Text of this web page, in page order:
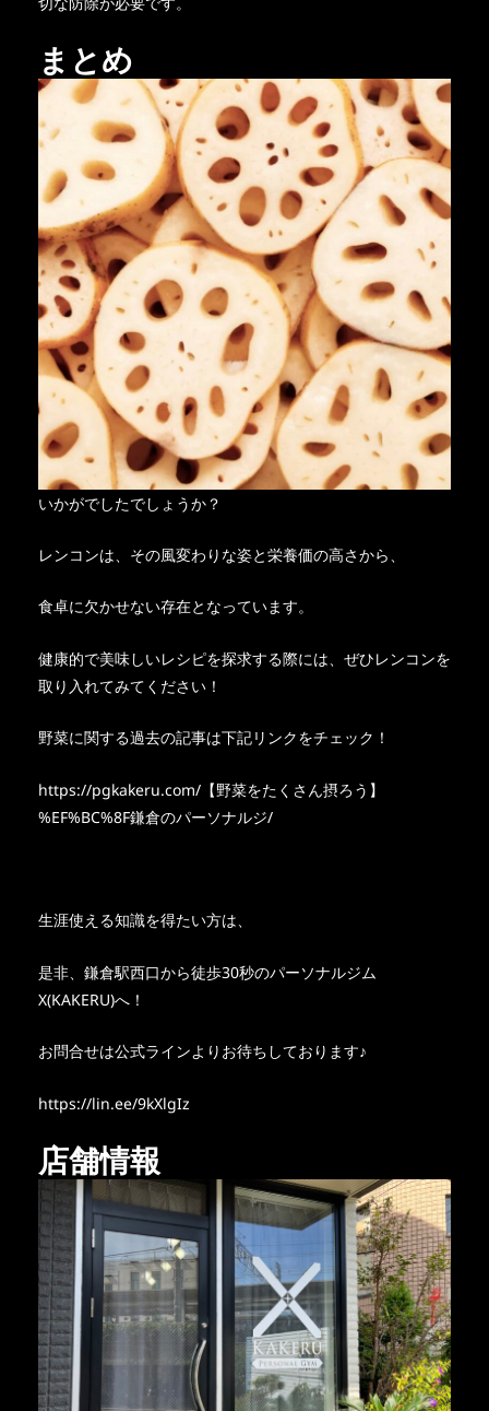
まとめ
いかがでしたでしょうか？
レンコンは、その風変わりな姿と栄養価の高さから、
食卓に欠かせない存在となっています。
健康的で美味しいレシピを探求する際には、ぜひレンコンを
取り入れてみてください！
野菜に関する過去の記事は下記リンクをチェック！
https://pgkakeru.com/【野菜をたくさん摂ろう】
%EF%BC%8F鎌倉のパーソナルジ/
生涯使える知識を得たい方は、
是非、鎌倉駅西口から徒歩30秒のパーソナルジム
X(KAKERU)へ！
お問合せは公式ラインよりお待ちしております♪
https://lin.ee/9kXlgIz
店舗情報